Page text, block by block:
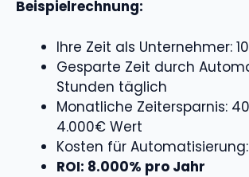
Beispielrechnung:
Ihre Zeit als Unternehmer:
Gesparte Zeit durch
Stunden täglich
Monatliche Zeitersparnis:
4.000€ Wert
Kosten für
ROI: 8.000% pro Jahr